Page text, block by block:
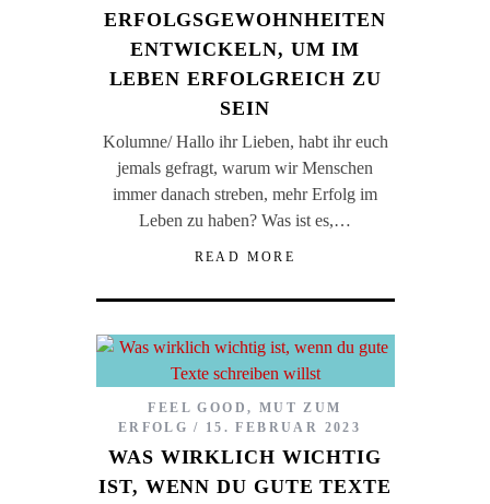
ERFOLGSGEWOHNHEITEN
ENTWICKELN, UM IM
LEBEN ERFOLGREICH ZU
SEIN
Kolumne/ Hallo ihr Lieben, habt ihr euch
jemals gefragt, warum wir Menschen
immer danach streben, mehr Erfolg im
Leben zu haben? Was ist es,…
READ MORE
FEEL GOOD , MUT ZUM
ERFOLG
15. FEBRUAR 2023
WAS WIRKLICH WICHTIG
IST, WENN DU GUTE TEXTE